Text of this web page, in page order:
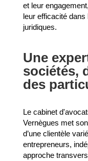
et leur
leur efficacité
juridiques.
Une
sociétés,
des
Le cabinet
Vernègues met
d’une clientèle
entrepreneurs,
approche